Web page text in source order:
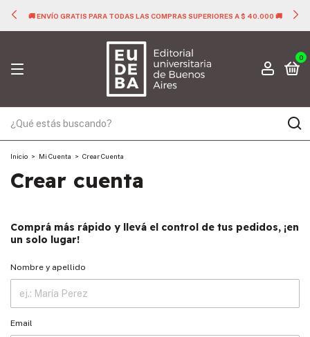
🚚 ENVÍO GRATIS PARA TODAS LAS COMPRAS SUPERIORES A $ 40.000 🚚
0
Inicio > Mi Cuenta > Crear Cuenta
Crear cuenta
Comprá más rápido y llevá el control de tus pedidos, ¡en
un solo lugar!
Nombre y apellido
Email